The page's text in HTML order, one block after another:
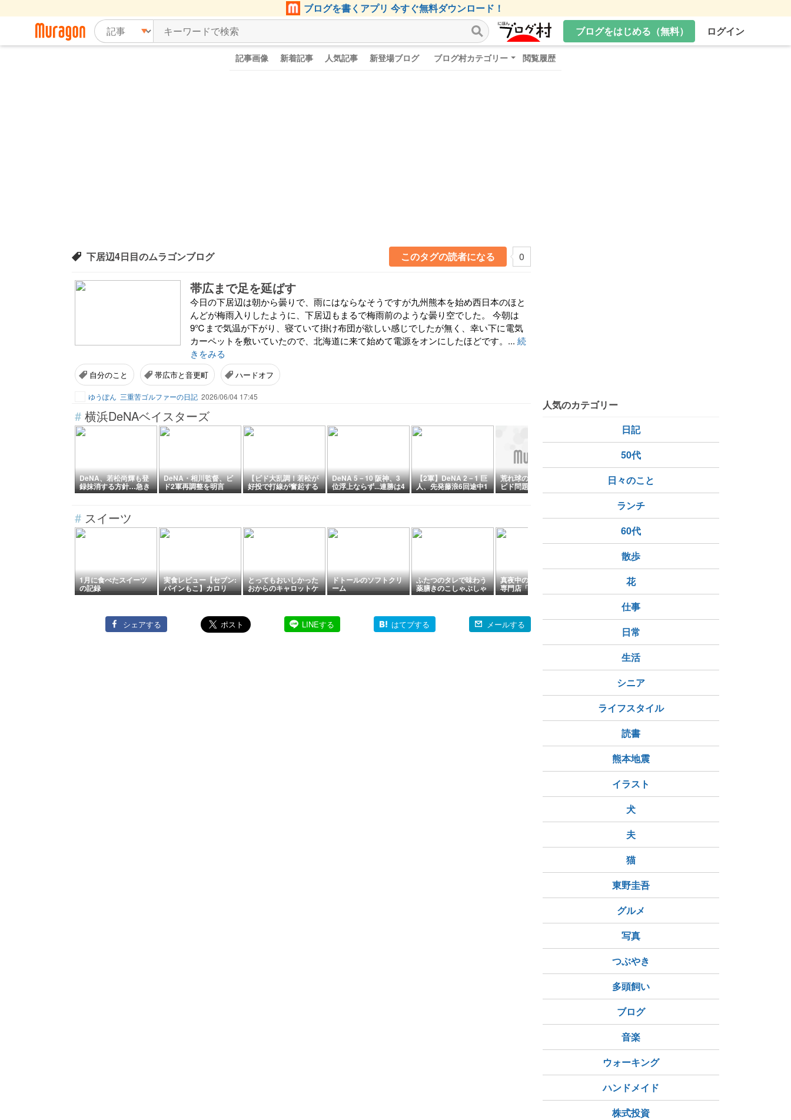
ブログを書くアプリ 今すぐ無料ダウンロード！
ブログをはじめる（無料）
ログイン
記事画像 新着記事 人気記事 新登場ブログ ブログ村カテゴリー 閲覧履歴
下居辺4日目のムラゴンブログ このタグの読者になる 0
帯広まで足を延ばす
今日の下居辺は朝から曇りで、雨にはならなそうですが九州熊本を始め西日本のほと
んどが梅雨入りしたように、下居辺もまるで梅雨前のような曇り空でした。 今朝は
9℃まで気温が下がり、寝ていて掛け布団が欲しい感じでしたが無く、幸い下に電気
カーペットを敷いていたので、北海道に来て始めて電源をオンにしたほどです。... 続
きをみる
自分のこと 帯広市と音更町 ハードオフ
ゆうぽん 三重苦ゴルファーの日記 2026/06/04 17:45
# 横浜DeNAベイスターズ
DeNA、若松尚輝も登
録抹消する方針…急き
ょ登板で、4回2/3を投
DeNA・相川監督、ビ
ド2軍再調整を明言
「カウントをつくれな
【ビド大乱調！若松が
好投で打線が奮起する
も初回の失点は重
DeNA 5－10 阪神、3
位浮上ならず...連勝は4
で止まる...ビド2回8失
【2軍】DeNA 2－1 巨
人、先発藤浪6回途中1
失点！小田タイムリ
荒れ球のオスバルド・
ビド問題
DeNA・エンカーナシ
オン、打球が飛ばずセ
ンターフライ…ベンチ
に戻って腕立て5回！
ーノは登録抹消されず
# スイーツ
1月に食べたスイーツ
の記録
実食レビュー【セブン:
パインもこ】カロリ
ー・消費期限などもご
とってもおいしかった
おからのキャロットケ
ーキとピーカンからか
ドトールのソフトクリ
ーム
ふたつのタレで味わう
薬膳きのこしゃぶしゃ
ぶ
真夜中のチーズケーキ
専門店「nenokoku.(ネ
ノコク)」のアールグレ
2026.08.03武蔵小山で
お洒落パフェを頂く
月2日販売のケーキ一
グ）
シェアする LINEする はてブする メールする
人気のカテゴリー
日記
50代
日々のこと
ランチ
60代
散歩
花
仕事
日常
生活
シニア
ライフスタイル
読書
熊本地震
イラスト
犬
夫
猫
東野圭吾
グルメ
写真
つぶやき
多頭飼い
ブログ
音楽
ウォーキング
ハンドメイド
株式投資